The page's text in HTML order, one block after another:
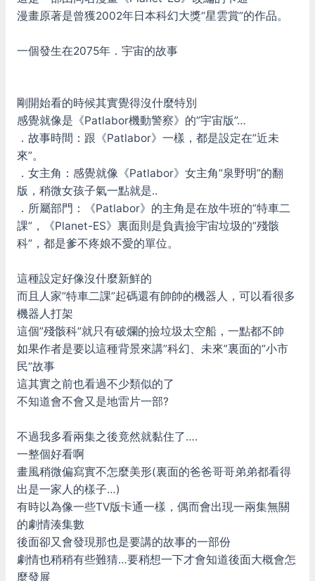
漫畫原著是曾獲2002年日本科幻大獎“星雲賞”的作品。
一個發生在2075年．宇宙的故事
剛開始看的時候其實覺得沒什麼特別
感覺就像是《Patlabor機動警察》的”宇宙版”…
．故事時間：跟《Patlabor》一樣，都是設定在”近未
來”。
．女主角：感覺就像《Patlabor》女主角”泉野明”的翻
版，稍微女孩子氣一點就是..
．所屬部門：《Patlabor》的主角是在放牛班的”特車二
課”，《Planet-ES》裏面則是負責撿宇宙垃圾的”殘骸
科”，都是爹不疼娘不愛的單位。
這種設定好像沒什麼新鮮的
而且人家”特車二課”起碼還有帥帥的機器人，可以看很多
機器人打架
這個”殘骸科”就只有破爛的撿垃圾太空船，一點都不帥
如果作者是要以這種背景來講”科幻、未來”裏面的”小市
民”故事
這其實之前也看過不少類似的了
不知道會不會又是地雷片一部?
不過我多看兩集之後竟然就黏住了….
一整個好看啊
畫風稍微偏寫實不怎麼美形(裏面的爸爸哥哥弟弟都看得
出是一家人的樣子…)
有時以為像一些TV版卡通一樣，偶而會出現一兩集無關
的劇情湊集數
後面卻又會發現那也是要講的故事的一部份
劇情也稍稍有些難猜…要稍想一下才會知道後面大概會怎
麼發展